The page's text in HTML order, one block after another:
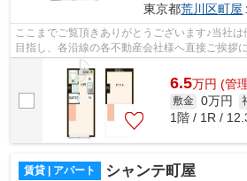
東京都荒川区町屋
ここまでご覧頂きありがとうございます♪当社
目指し、各沿線の各不動産会社様へ直接ご挨拶
様へ提供しております！最新の情報は...
6.5万円 (管
敷金 0万円
1階 / 1R /
賃貸 | アパート シャンテ町屋